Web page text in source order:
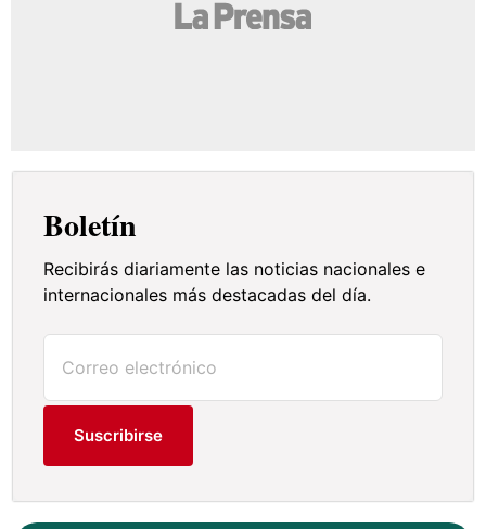
Boletín
Recibirás diariamente las noticias nacionales e
internacionales más destacadas del día.
Suscribirse